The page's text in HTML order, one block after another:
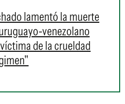
lamentó la muerte
venezolano
de la crueldad